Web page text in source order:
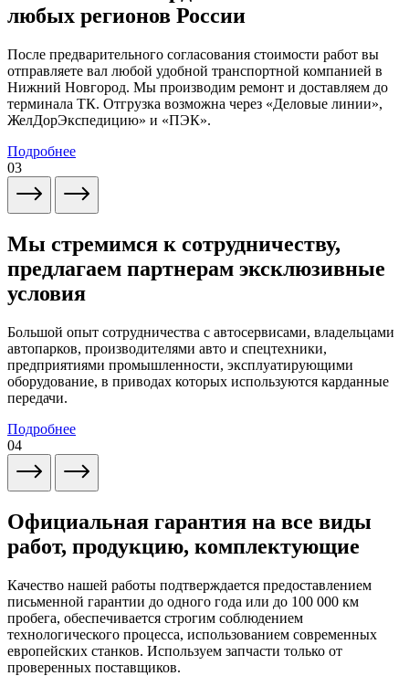
любых регионов России
После предварительного согласования стоимости работ вы
отправляете вал любой удобной транспортной компанией в
Нижний Новгород. Мы производим ремонт и доставляем до
терминала ТК. Отгрузка возможна через «Деловые линии»,
ЖелДорЭкспедицию» и «ПЭК».
Подробнее
03
Мы стремимся к сотрудничеству,
предлагаем партнерам эксклюзивные
условия
Большой опыт сотрудничества с автосервисами, владельцами
автопарков, производителями авто и спецтехники,
предприятиями промышленности, эксплуатирующими
оборудование, в приводах которых используются карданные
передачи.
Подробнее
04
Официальная гарантия на все виды
работ, продукцию, комплектующие
Качество нашей работы подтверждается предоставлением
письменной гарантии до одного года или до 100 000 км
пробега, обеспечивается строгим соблюдением
технологического процесса, использованием современных
европейских станков. Используем запчасти только от
проверенных поставщиков.